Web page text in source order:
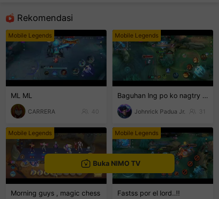
Rekomendasi
Mobile Legends
ML ML
CARRERA 40
Mobile Legends
Baguhan lng po ko nagtry lng hehe
Johnrick Padua Jr. 31
Mobile Legends
Morning guys , magic chess
Mobile Legends
Fastss por el lord..!!
Buka NIMO TV